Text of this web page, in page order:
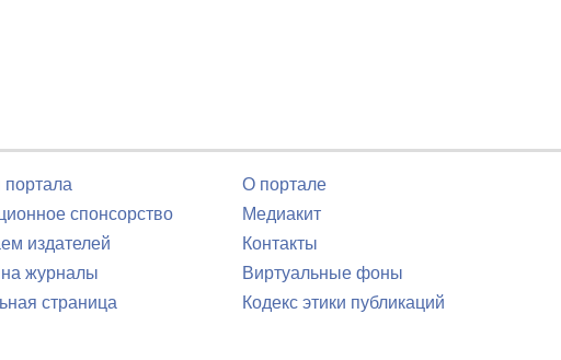
спонсорство
издателей
журналы
страница
О портале
Медиакит
Контакты
Виртуальные фоны
Кодекс этики публикаций